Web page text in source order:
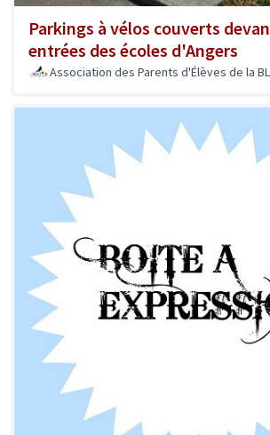
Parkings à vélos couverts
entrées des écoles d'Angers
Association des Parents d'Élèves de la